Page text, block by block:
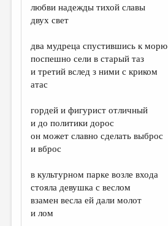
КУЛЬТУРОВЕДЕНИЕ
РЕЦЕНЗИРОВАНИЕ
ЦИКЛЫ ПУБЛИКАЦИЙ
МЕДИА
ВКОНТАКТЕ
любви надежды тихой славы
двух свет
два мудреца спустившись к морю
поспешно сели в старый таз
и третий вслед з ними с криком
атас
гордей и фигурист отличный
и до политики дорос
он может славно сделать выброс
и вброс
в культурном парке возле входа
стояла девушка с веслом
взамен весла ей дали молот
и лом